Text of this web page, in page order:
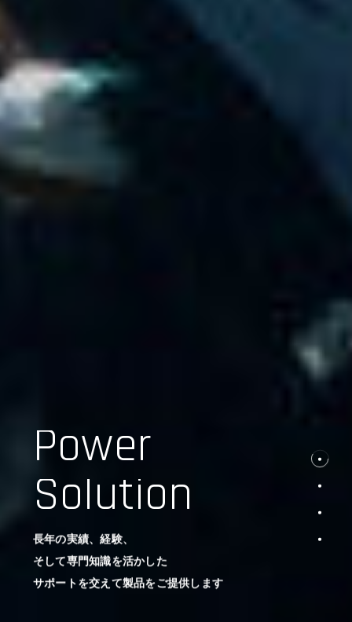
Power
Solution
長年の実績、経験、
そして専門知識を活かした
サポートを交えて製品をご提供します